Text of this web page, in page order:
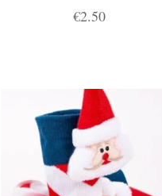
€2.50